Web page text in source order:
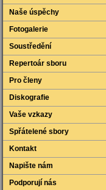
Naše úspěchy
Fotogalerie
Soustředění
Repertoár sboru
Pro členy
Diskografie
Vaše vzkazy
Spřátelené sbory
Kontakt
Napište nám
Podporují nás